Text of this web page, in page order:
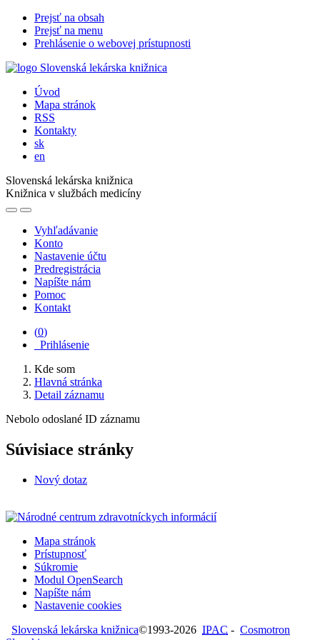
Prejsť na obsah
Prejsť na menu
Prehlásenie o webovej prístupnosti
Úvod
Mapa stránok
RSS
Kontakty
sk
en
Slovenská lekárska knižnica
Knižnica v službách medicíny
Vyhľadávanie
Konto
Nastavenie účtu
Predregistrácia
Napíšte nám
Pomoc
Kontakt
(0)
Prihlásenie
Kde som
Hlavná stránka
Detail záznamu
Nebolo odoslané ID záznamu
Súvisiace stránky
Nový dotaz
Mapa stránok
Prístupnosť
Súkromie
Modul OpenSearch
Napíšte nám
Nastavenie cookies
Slovenská lekárska knižnica©1993-2026 IPAC - Cosmotron